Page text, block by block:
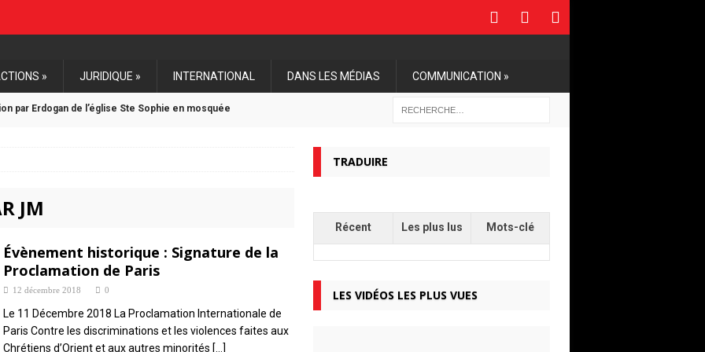
» JURIDIQUE » INTERNATIONAL DANS LES MÉDIAS COMMUNICATION »
par Erdogan de l’église Ste Sophie en mosquée
JM
Évènement historique : Signature de la
Proclamation de Paris
12 décembre 2018 0
Le 11 Décembre 2018 La Proclamation Internationale de
Paris Contre les discriminations et les violences faites aux
Chrétiens d’Orient et aux autres minorités […]
TRADUIRE
Récent Les plus lus Mots-clé
LES VIDÉOS LES PLUS VUES